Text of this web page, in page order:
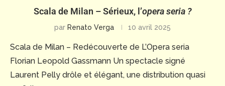
Scala de Milan – Sérieux, l’opera seria ?
par Renato Verga 10 avril 2025
Scala de Milan – Redécouverte de L’Opera seria
Florian Leopold Gassmann Un spectacle signé
Laurent Pelly drôle et élégant, une distribution quasi